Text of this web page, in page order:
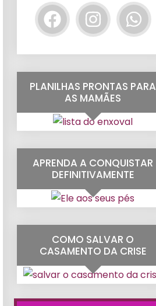
PLANILHAS PRONTAS PARA
AS MAMÃES
APRENDA A CONQUISTAR
DEFINITIVAMENTE
COMO SALVAR O
CASAMENTO DA CRISE